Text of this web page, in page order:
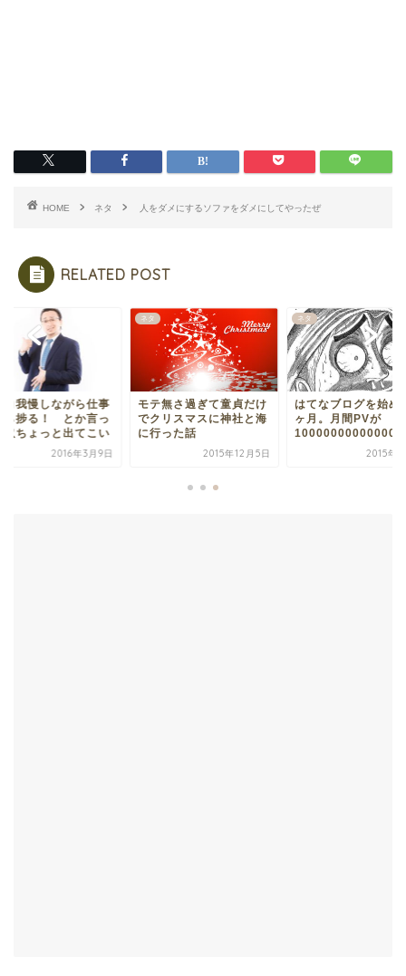
HOME ネタ 人をダメにするソファをダメにしてやったぜ
RELATED POST
コ我慢しながら仕事
ら捗る！ とか言っ
奴ちょっと出てこい
2016年3月9日
ネタ
モテ無さ過ぎて童貞だけ
でクリスマスに神社と海
に行った話
2015年12月5日
ネタ
はてなブログを始め
ヶ月。月間PVが
10000000000000...
2015年4